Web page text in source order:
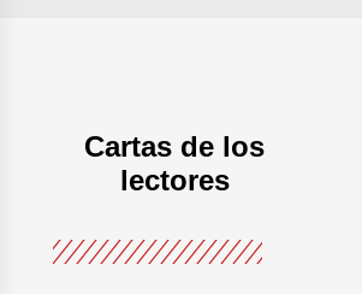
Cartas de los
lectores